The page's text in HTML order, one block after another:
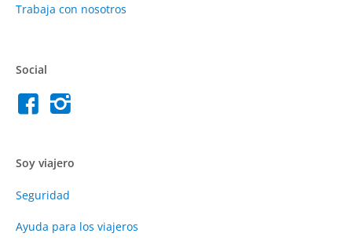
Trabaja con nosotros
Social
Soy viajero
Seguridad
Ayuda para los viajeros